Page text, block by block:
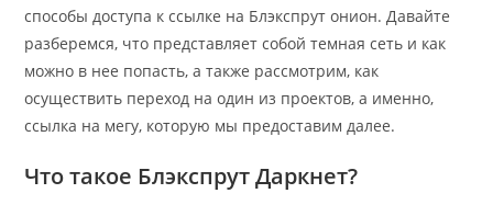
способы доступа к ссылке на Блэкспрут онион. Давайте
разберемся, что представляет собой темная сеть и как
можно в нее попасть, а также рассмотрим, как
осуществить переход на один из проектов, а именно,
ссылка на мегу, которую мы предоставим далее.
Что такое Блэкспрут Даркнет?